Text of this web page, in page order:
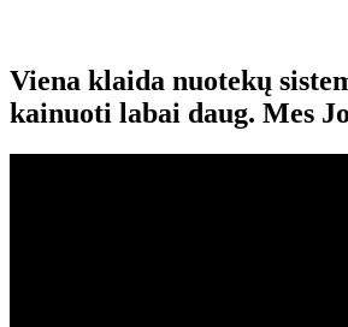
Viena klaida nuotekų
kainuoti labai daug. Mes